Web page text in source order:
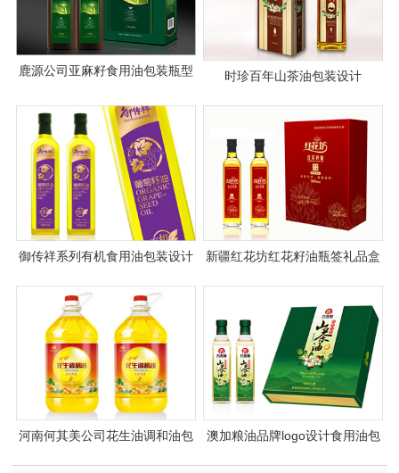
鹿源公司亚麻籽食用油包装瓶型
时珍百年山茶油包装设计
御传祥系列有机食用油包装设计
新疆红花坊红花籽油瓶签礼品盒
河南何其美公司花生油调和油包
澳加粮油品牌logo设计食用油包